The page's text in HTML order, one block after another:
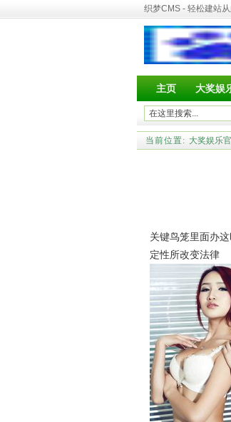
织梦CMS - 轻松建站从
主页 大奖娱
当前位置: 大奖娱乐
关键鸟笼里面办
定性所改变法律